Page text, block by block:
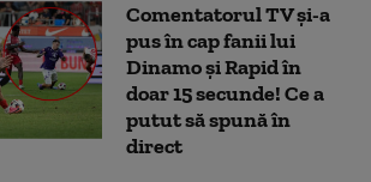
Comentatorul TV și-a
pus în cap fanii lui
Dinamo și Rapid în
doar 15 secunde! Ce a
putut să spună în
direct